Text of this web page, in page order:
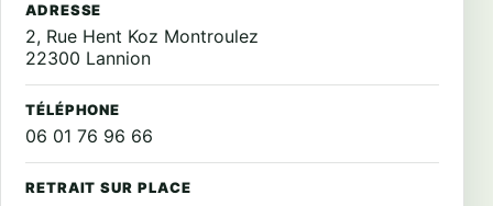
ADRESSE
2, Rue Hent Koz Montroulez
22300 Lannion
TÉLÉPHONE
06 01 76 96 66
RETRAIT SUR PLACE